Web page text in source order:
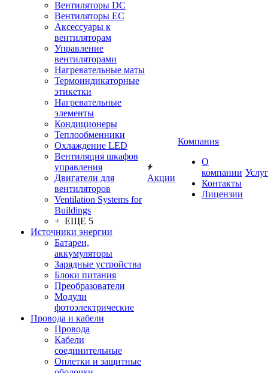
Вентиляторы DC
Вентиляторы EC
Аксессуары к
вентиляторам
Управление
вентиляторами
Нагревательные маты
Термоиндикаторные
этикетки
Нагревательные
элементы
Кондиционеры
Теплообменники
Охлаждение LED
Вентиляция шкафов
управления
Двигатели для
вентиляторов
Ventilation Systems for
Buildings
+ ЕЩЕ 5
Источники энергии
Батареи,
аккумуляторы
Зарядные устройства
Блоки питания
Преобразователи
Модули
фотоэлектрические
Провода и кабели
Провода
Кабели
соединительные
Оплетки и защитные
Акции
Компания
О
компании
Контакты
Лицензии